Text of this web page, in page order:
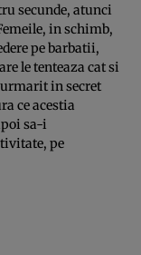
secunde, atunci
in schimb,
pe barbatii,
le tenteaza cat si
urmarit in secret
ce acestia
sa-i
pe